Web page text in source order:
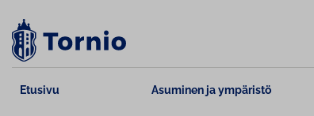
sisältöön
Etusivu Asuminen ja ympäristö